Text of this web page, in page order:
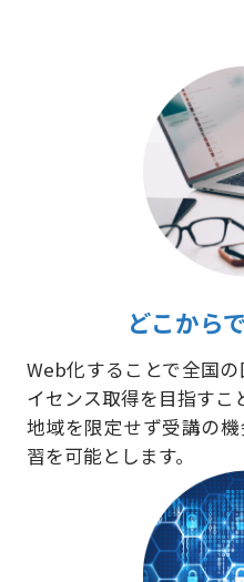
どこから
Web化することで全国
イセンス取得を目指すこ
地域を限定せず受講の
習を可能とします。